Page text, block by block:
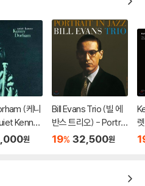
(케니
Kenny
원
Bill Evans Trio (빌 에
반스 트리오) - Portrai
t In Jazz [LP]
19% 32,500원